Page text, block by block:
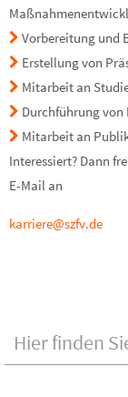
Vorbereitung und
Erstellung von
Mitarbeit an
Durchführung von
Mitarbeit an
Interessiert? Dann
E-Mail an
karriere@szfv.de
Hier finden